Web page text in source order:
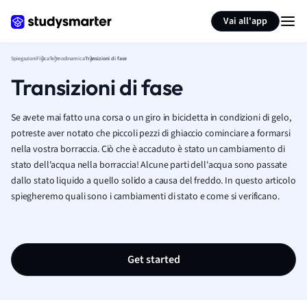
Vai all'app
SpiegazioniFisicaTermodinamicaTransizioni di fase
Transizioni di fase
Se avete mai fatto una corsa o un giro in bicicletta in condizioni di gelo,
potreste aver notato che piccoli pezzi di ghiaccio cominciare a formarsi
nella vostra borraccia. Ciò che è accaduto è stato un cambiamento di
stato dell'acqua nella borraccia! Alcune parti dell'acqua sono passate
dallo stato liquido a quello solido a causa del freddo. In questo articolo
spiegheremo quali sono i cambiamenti di stato e come si verificano.
Get started
Summarize page